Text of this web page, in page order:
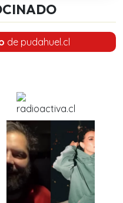
de pudahuel.cl